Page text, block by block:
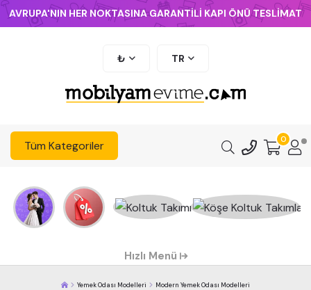
AVRUPA'NIN HER NOKTASINA GARANTİLİ KAPI ÖNÜ TESLİMAT
₺ TR
Tüm Kategoriler 0
Hızlı Menü
Yemek Odası Modelleri Modern Yemek Odası Modelleri